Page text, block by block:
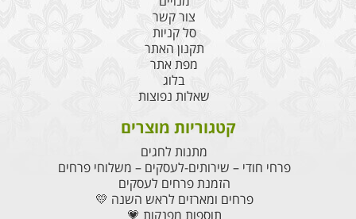
צור קשר
סל קניות
תקנון האתר
מפת אתר
בלוג
שאלות נפוצות
קטגוריות מוצרים
מתנות לחגים
פרחי חודי – שירותים-לעסקים – משלוחי פרחים
הזמנת פרחים לעסקים
פרחים ומארזים לראש השנה 💛
תוספות מפנקות 💗